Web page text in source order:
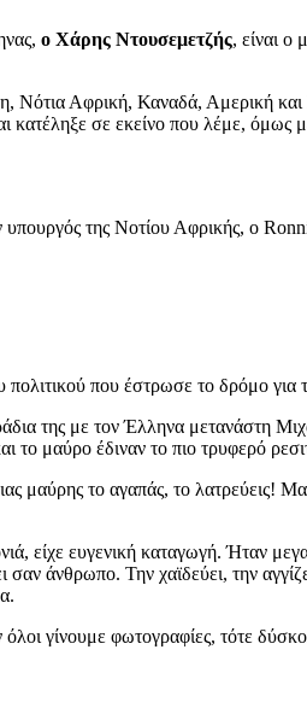
ο Χάρης Ντουσεμετζής, είναι ο
Νότια Αφρική, Καναδά, Αμερική και
κατέληξε σε εκείνο που λέμε, όμως
της Νοτίου Αφρικής, ο
που έστρωσε το δρόμο για
της με τον Έλληνα μετανάστη
μαύρο έδιναν το πιο τρυφερό
μαύρης το αγαπάς, το λατρεύεις!
είχε ευγενική καταγωγή. Ήταν
άνθρωπο. Την χαϊδεύει, την
γίνουμε φωτογραφίες, τότε